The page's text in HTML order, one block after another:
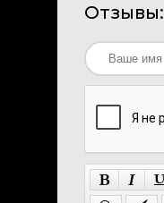
Отзывы: